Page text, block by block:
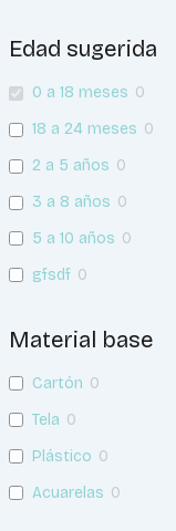
Edad sugerida
0 a 18 meses 0
18 a 24 meses 0
2 a 5 años 0
3 a 8 años 0
5 a 10 años 0
gfsdf 0
Material base
Cartón 0
Tela 0
Plástico 0
Acuarelas 0